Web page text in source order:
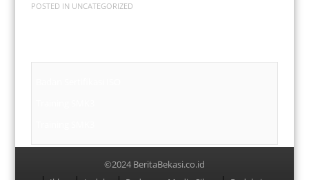
POSTED IN UNCATEGORIZED
©2024 BeritaBekasi.co.id